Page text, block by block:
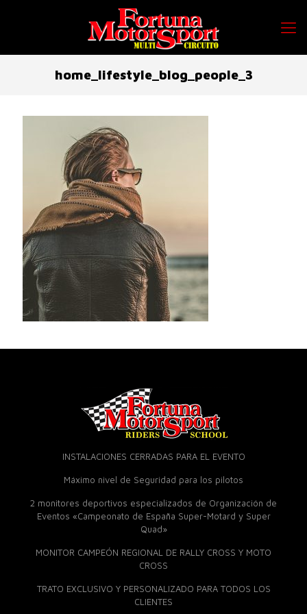
home_lifestyle_blog_people_3
INSTALACIONES CERRADAS PARA EL EVENTO
Máximo nivel de Seguridad para los pilotos
2 monitores deportivos especializados de Organización de
Eventos «Campeonato de España Super-Motard y Super
Quad»
MONITOR CAMPEÓN REGIONAL DE RALLY CROSS Y MOTO
CROSS
TRATO EXCLUSIVO Y PERSONALIZADO PARA TODOS LOS
CLIENTES